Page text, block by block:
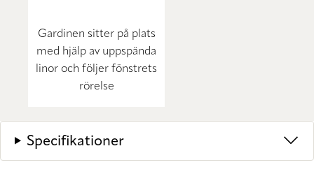
Gardinen sitter på plats
med hjälp av uppspända
linor och följer fönstrets
rörelse
Specifikationer